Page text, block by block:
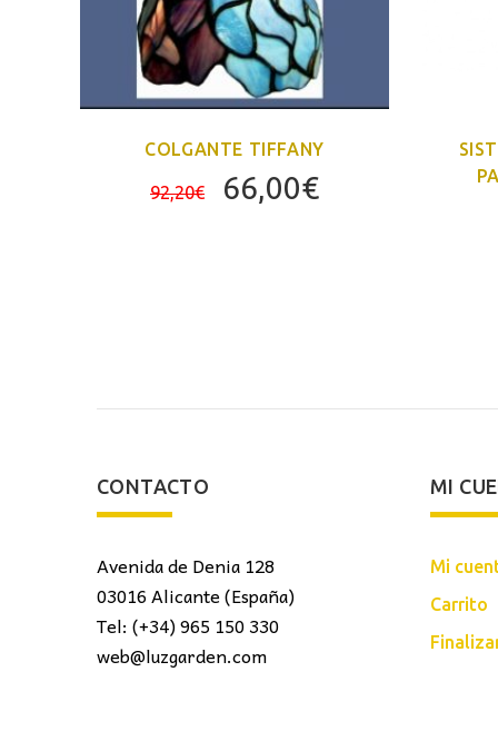
COLGANTE TIFFANY
92,20€
El
66,00€El
CONTACTO
Avenida de Denia 128
03016 Alicante (España)
Tel: (+34) 965 150 330
web@luzgarden.com
MI
Mi
Carrito